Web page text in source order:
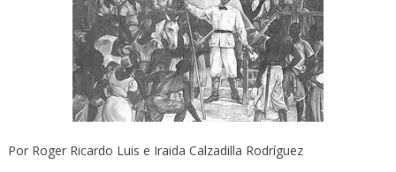
Por Roger Ricardo Luis e Iraida Calzadilla Rodríguez